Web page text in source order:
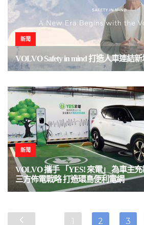
新聞
VOLVO Safety in mind 打造人車連結
新聞
VOLVO 攜手 「YES! 來電」 為車主
三方佈電戰略 打造環島便利電網
1 2 3